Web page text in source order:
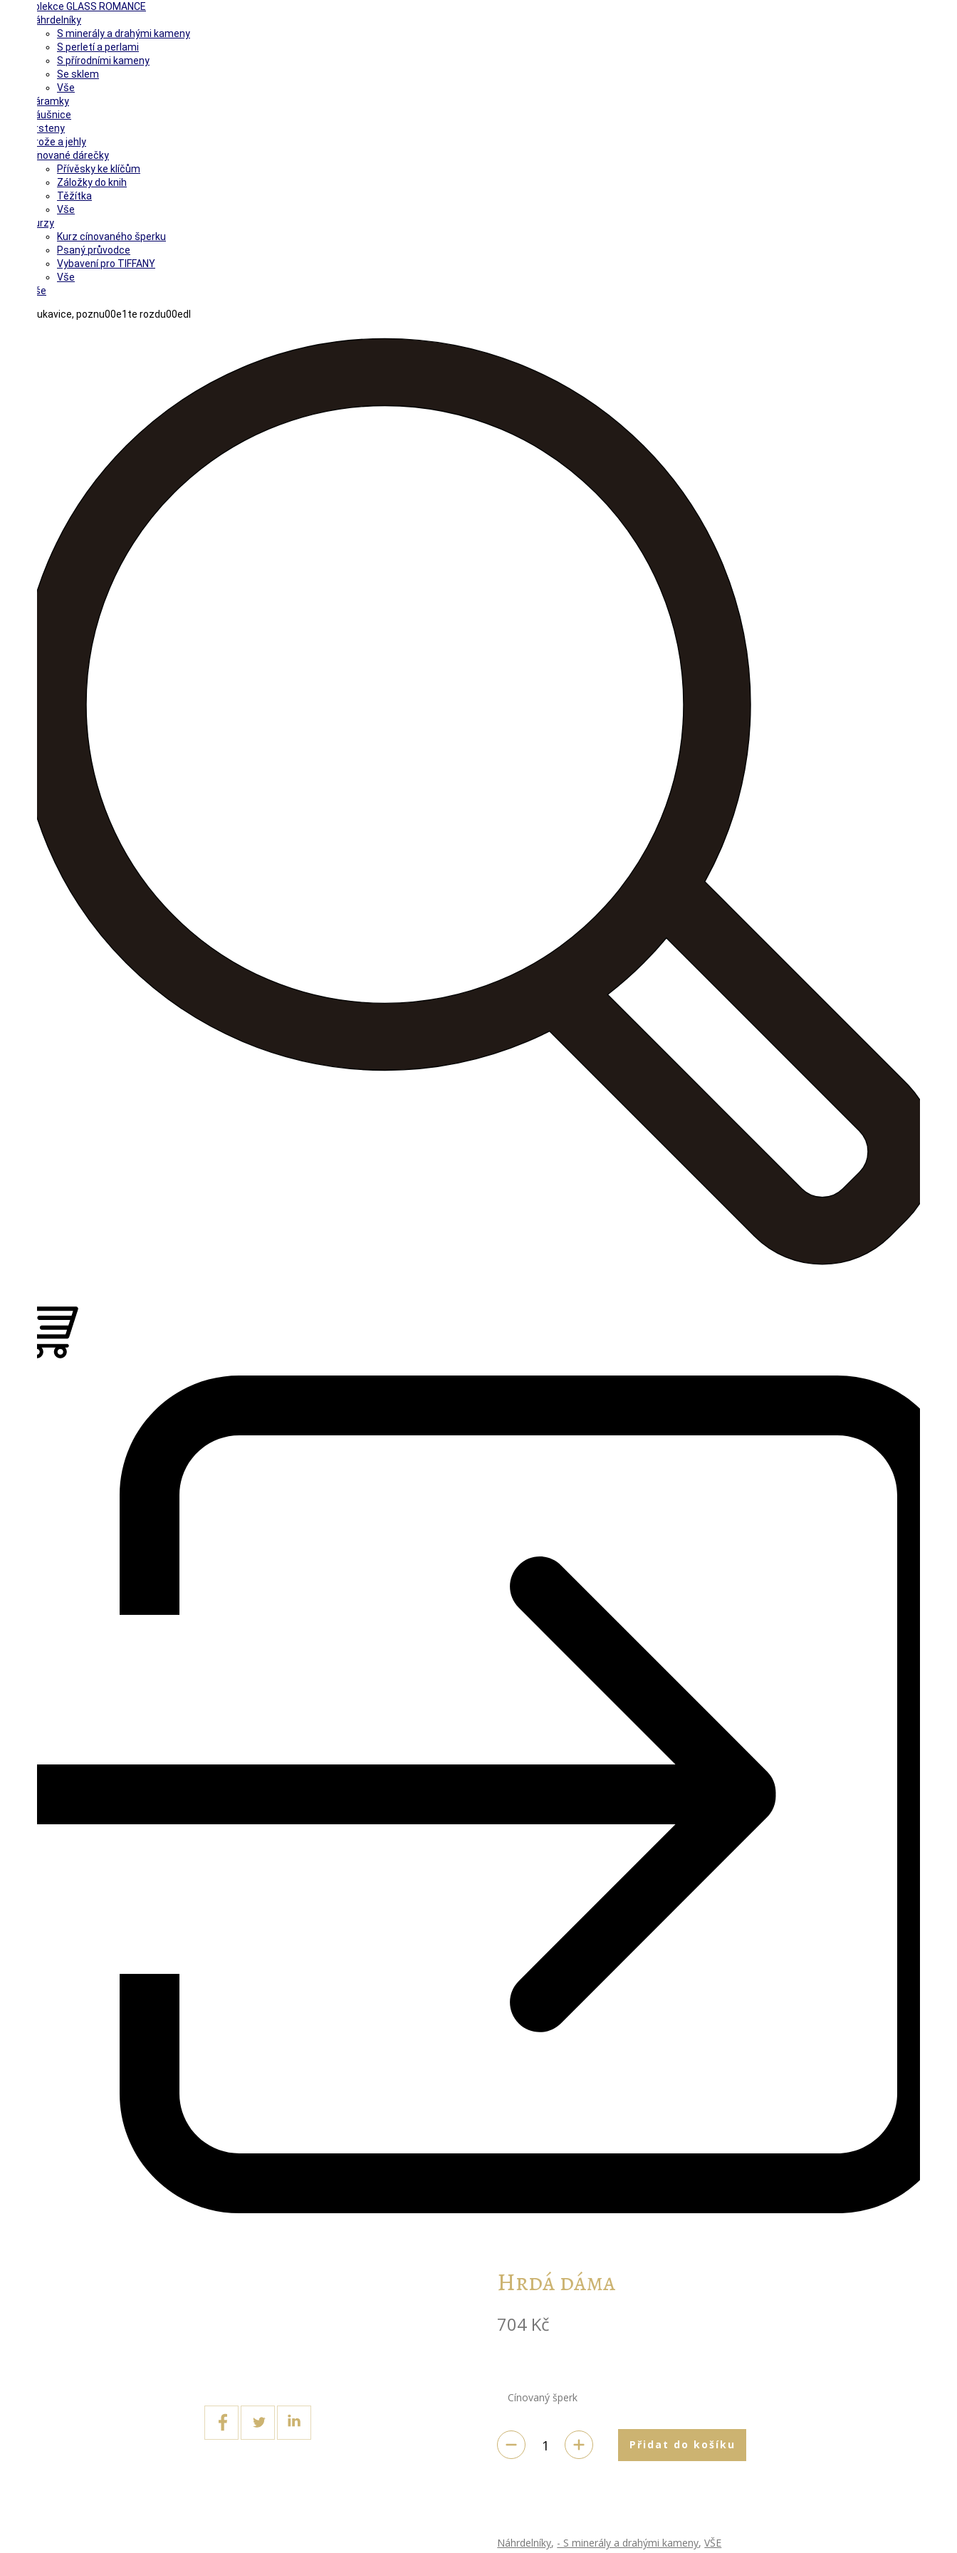
Kolekce GLASS ROMANCE
Náhrdelníky
S minerály a drahými kameny
S perletí a perlami
S přírodními kameny
Se sklem
Vše
Náramky
Náušnice
Prsteny
Brože a jehly
Cínované dárečky
Přívěsky ke klíčům
Záložky do knih
Těžítka
Vše
Kurzy
Kurz cínovaného šperku
Psaný průvodce
Vybavení pro TIFFANY
Vše
Vše
Hestra rukavice, poznu00e1te rozdu00edl
Hrdá dáma
704 Kč
Cínovaný šperk
Přidat do košíku
Náhrdelníky, - S minerály a drahými kameny,VŠE